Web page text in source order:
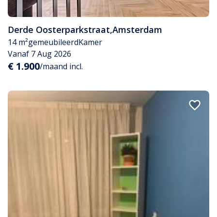
Derde Oosterparkstraat,Amsterdam
14 m²gemeubileerdKamer
Vanaf 7 Aug 2026
€ 1.900/maand incl.